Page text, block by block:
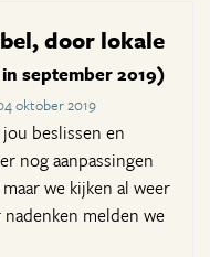
door lokale
september 2019)
oktober 2019
beslissen en
nog aanpassingen
we kijken al weer
melden we